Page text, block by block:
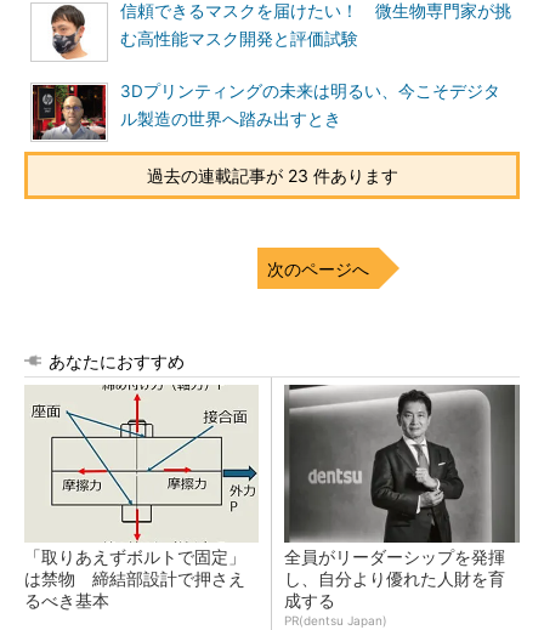
信頼できるマスクを届けたい！ 微生物専門家が挑
む高性能マスク開発と評価試験
3Dプリンティングの未来は明るい、今こそデジタ
ル製造の世界へ踏み出すとき
過去の連載記事が 23 件あります
次のページへ
あなたにおすすめ
「取りあえずボルトで固定」
は禁物 締結部設計で押さえ
るべき基本
全員がリーダーシップを発揮
し、自分より優れた人財を育
成する
PR(dentsu Japan)